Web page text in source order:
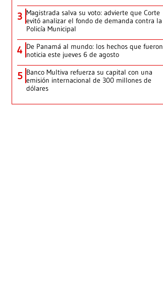
3 Magistrada salva su voto: advierte que Corte
evitó analizar el fondo de demanda contra la
Policía Municipal
4 De Panamá al mundo: los hechos que fueron
noticia este jueves 6 de agosto
5 Banco Multiva refuerza su capital con una
emisión internacional de 300 millones de
dólares